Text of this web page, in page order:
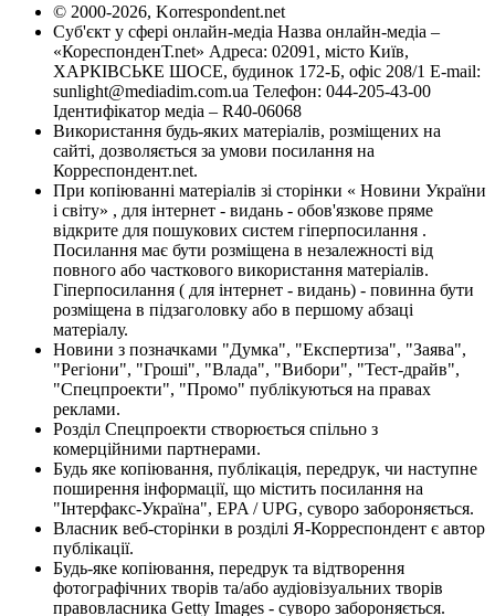
© 2000-2026, Korrespondent.net
Суб'єкт у сфері онлайн-медіа Назва онлайн-медіа –
«КореспонденТ.net» Адреса: 02091, місто Київ,
ХАРКІВСЬКЕ ШОСЕ, будинок 172-Б, офіс 208/1 E-mail:
sunlight@mediadim.com.ua Телефон: 044-205-43-00
Ідентифікатор медіа – R40-06068
Використання будь-яких матеріалів, розміщених на
сайті, дозволяється за умови посилання на
Корреспондент.net.
При копіюванні матеріалів зі сторінки « Новини України
і світу» , для інтернет - видань - обов'язкове пряме
відкрите для пошукових систем гіперпосилання .
Посилання має бути розміщена в незалежності від
повного або часткового використання матеріалів.
Гіперпосилання ( для інтернет - видань) - повинна бути
розміщена в підзаголовку або в першому абзаці
матеріалу.
Новини з позначками "Думка", "Експертиза", "Заява",
"Регіони", "Гроші", "Влада", "Вибори", "Тест-драйв",
"Спецпроекти", "Промо" публікуються на правах
реклами.
Розділ Спецпроекти створюється спільно з
комерційними партнерами.
Будь яке копіювання, публікація, передрук, чи наступне
поширення інформації, що містить посилання на
"Інтерфакс-Україна", EPA / UPG, суворо забороняється.
Власник веб-сторінки в розділі Я-Корреспондент є автор
публікації.
Будь-яке копіювання, передрук та відтворення
фотографічних творів та/або аудіовізуальних творів
правовласника Getty Images - суворо забороняється.